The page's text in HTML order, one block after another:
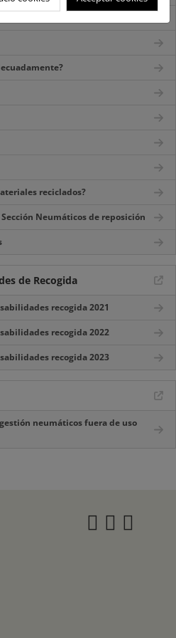
reciclados?
Neumáticos de reposición
de Recogida
recogida 2021
recogida 2022
recogida 2023
neumáticos fuera de uso